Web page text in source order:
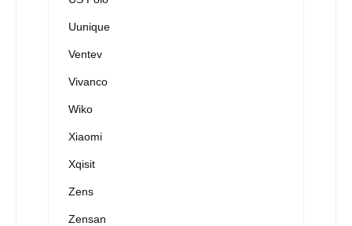
Uunique
Ventev
Vivanco
Wiko
Xiaomi
Xqisit
Zens
Zensan